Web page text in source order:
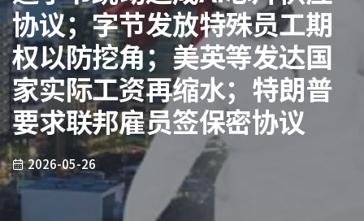
协议；字节发放特殊员工期
权以防挖角；美英等发达国
家实际工资再缩水；特朗普
要求联邦雇员签保密协议
2026-05-26